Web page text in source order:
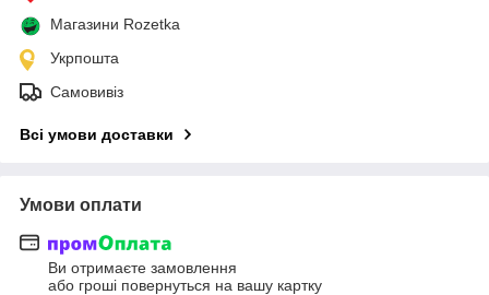
Магазини Rozetka
Укрпошта
Самовивіз
Всі умови доставки
Умови оплати
Ви отримаєте замовлення
або гроші повернуться на вашу картку